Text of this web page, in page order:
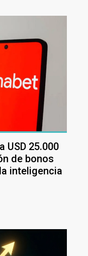
USD 25.000
de bonos
inteligencia